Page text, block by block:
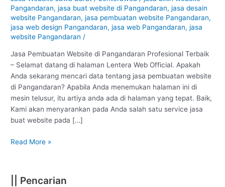
Pangandaran,jasa buat website di Pangandaran,jasa desain
website Pangandaran,jasa pembuatan website Pangandaran,
jasa web design Pangandaran,jasa web Pangandaran,jasa
website Pangandaran /
Jasa Pembuatan Website di Pangandaran Profesional Terbaik
– Selamat datang di halaman Lentera Web Official. Apakah
Anda sekarang mencari data tentang jasa pembuatan website
di Pangandaran? Apabila Anda menemukan halaman ini di
mesin telusur, itu artiya anda ada di halaman yang tepat. Baik,
Kami akan menyarankan pada Anda salah satu service jasa
buat website pada […]
Pangandaran
:
Profesional
#1
Read More »
|| Pencarian